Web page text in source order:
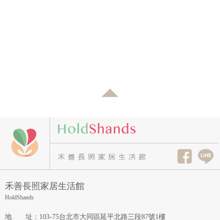
禾善長照家居生活館
HoldShands
地址 ： 103-75台北市大同區延平北路三段87號1樓